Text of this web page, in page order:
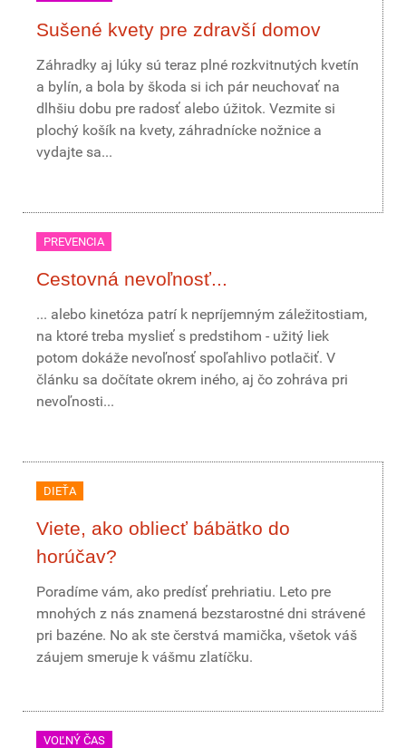
Sušené kvety pre zdravší domov
Záhradky aj lúky sú teraz plné rozkvitnutých kvetín
a bylín, a bola by škoda si ich pár neuchovať na
dlhšiu dobu pre radosť alebo úžitok. Vezmite si
plochý košík na kvety, záhradnícke nožnice a
vydajte sa...
PREVENCIA
Cestovná nevoľnosť...
... alebo kinetóza patrí k nepríjemným záležitostiam,
na ktoré treba myslieť s predstihom - užitý liek
potom dokáže nevoľnosť spoľahlivo potlačiť. V
článku sa dočítate okrem iného, aj čo zohráva pri
nevoľnosti...
DIEŤA
Viete, ako obliecť bábätko do
horúčav?
Poradíme vám, ako predísť prehriatiu. Leto pre
mnohých z nás znamená bezstarostné dni strávené
pri bazéne. No ak ste čerstvá mamička, všetok váš
záujem smeruje k vášmu zlatíčku.
VOĽNÝ ČAS